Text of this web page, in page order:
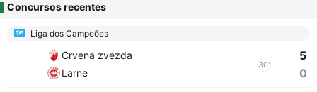
Concursos recentes
Liga dos Campeões
Crvena zvezda
Larne
30'
5
0